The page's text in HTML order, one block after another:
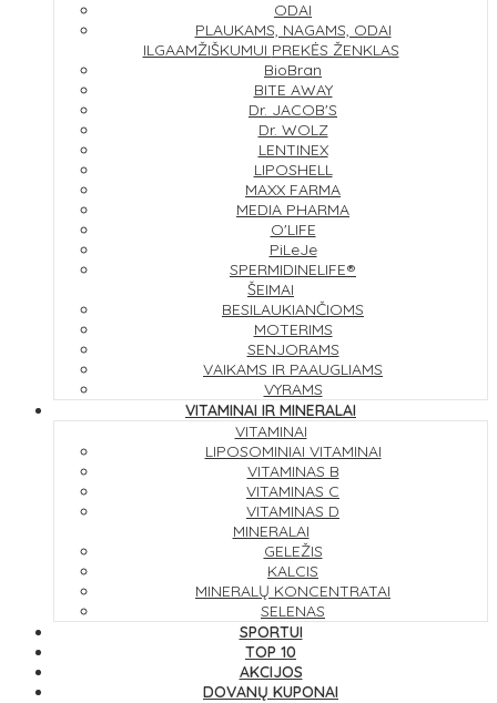
ODAI
PLAUKAMS, NAGAMS, ODAI
ILGAAMŽIŠKUMUI PREKĖS ŽENKLAS
BioBran
BITE AWAY
Dr. JACOB'S
Dr. WOLZ
LENTINEX
LIPOSHELL
MAXX FARMA
MEDIA PHARMA
O'LIFE
PiLeJe
SPERMIDINELIFE®
ŠEIMAI
BESILAUKIANČIOMS
MOTERIMS
SENJORAMS
VAIKAMS IR PAAUGLIAMS
VYRAMS
VITAMINAI IR MINERALAI
VITAMINAI
LIPOSOMINIAI VITAMINAI
VITAMINAS B
VITAMINAS C
VITAMINAS D
MINERALAI
GELEŽIS
KALCIS
MINERALŲ KONCENTRATAI
SELENAS
SPORTUI
TOP 10
AKCIJOS
DOVANŲ KUPONAI